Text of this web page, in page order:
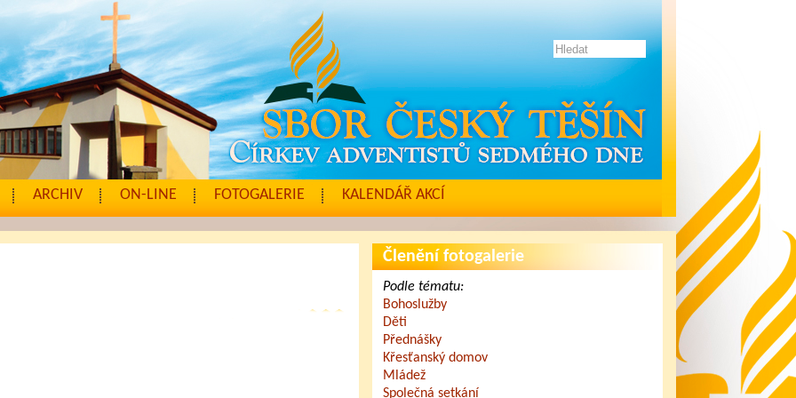
ARCHIV ON-LINE FOTOGALERIE KALENDÁŘ AKCÍ
Členění fotogalerie
Podle tématu:
Bohoslužby
Děti
Přednášky
Křesťanský domov
Mládež
Společná setkání